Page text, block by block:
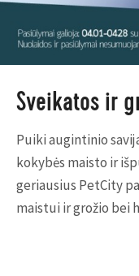
Sveikatos ir
Puiki augintinio
kokybės maisto ir
geriausius PetCity
maistui ir grožio bei